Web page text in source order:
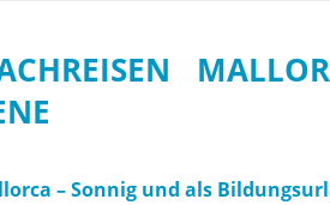
– Sonnig und als